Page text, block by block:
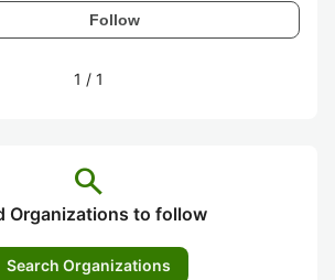
Follow
1 / 1
search
Organizations to follow
Search Organizations